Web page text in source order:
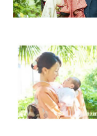
2家族、主役の被写
七五三などで2家族
がこれに当てはまり
この場合の2家族と
役の撮影になります
理由として納品枚数
るためです。